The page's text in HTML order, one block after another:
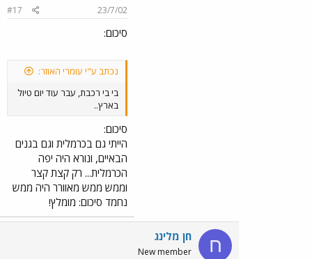
23/7/02
#17
סיכום:
נכתב ע"י עומרי האוזר:
בי בי רכבת, עבר עוד יום טיול
בארץ..
סיכום:
הייתי גם בכרמלית וגם בגנים
הבאיים, ונורא היה יפה
הכרמלית... רק קצת קצר
וממש ממש מאוורר היה ממש
נחמד סיכום: מומלץ!
ח חן מלינג
New member